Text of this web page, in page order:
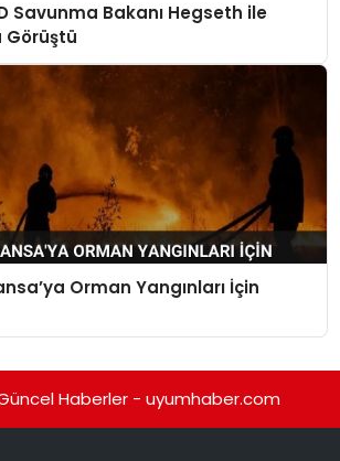
Savunma Bakanı Hegseth ile
Orman Yangınları İçin
Haberler - uyumhaber.com